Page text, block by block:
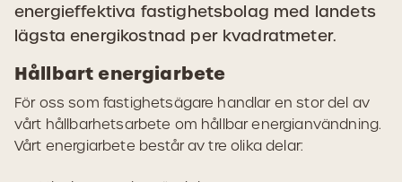
energieffektiva fastighetsbolag med landets
lägsta energikostnad per kvadratmeter.
Hållbart energiarbete
För oss som fastighetsägare handlar en stor del av
vårt hållbarhetsarbete om hållbar energianvändning.
Vårt energiarbete består av tre olika delar: